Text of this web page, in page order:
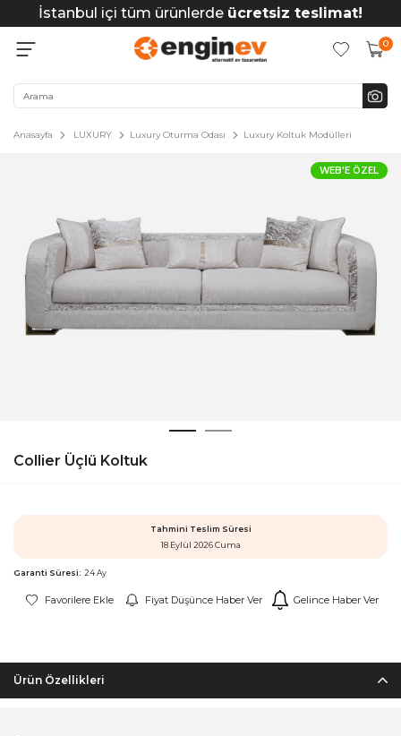
İstanbul içi tüm ürünlerde ücretsiz teslimat!
0
Anasayfa LUXURY Luxury Oturma Odası Luxury Koltuk Modülleri
WEB'E ÖZEL
Collier Üçlü Koltuk
Tahmini Teslim Süresi
18 Eylül 2026 Cuma
Garanti Süresi: 24 Ay
Favorilere Ekle Fiyat Düşünce Haber Ver Gelince Haber Ver
Ürün Özellikleri